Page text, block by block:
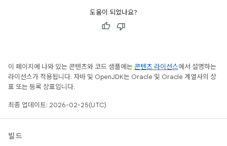
도움이 되었나요?
이 페이지에 나와 있는 콘텐츠와 코드 샘플에는 콘텐츠 라이선스에서 설명하는
라이선스가 적용됩니다. 자바 및 OpenJDK는 Oracle 및 Oracle 계열사의 상
표 또는 등록 상표입니다.
최종 업데이트: 2026-02-25(UTC)
빌드